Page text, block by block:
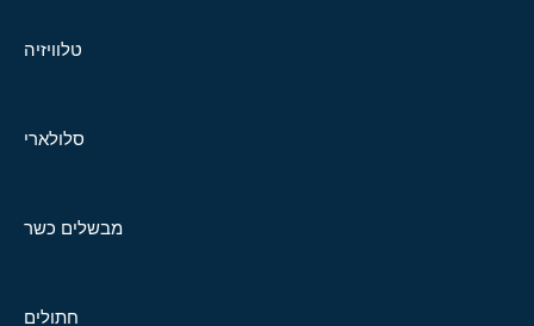
טלוויזיה
סלולארי
מבשלים כשר
חתולים